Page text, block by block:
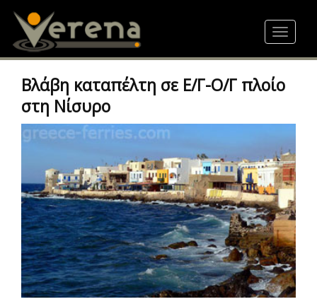
content
Toggle
Βλάβη καταπέλτη σε Ε/Γ-Ο/Γ πλοίο
στη Νίσυρο